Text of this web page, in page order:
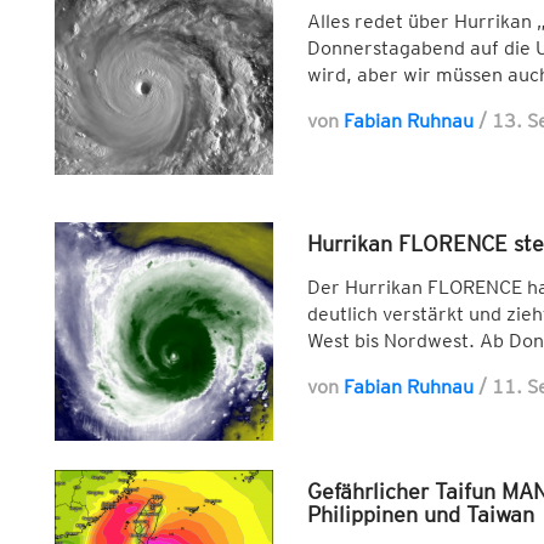
Alles redet über Hurrikan
Donnerstagabend auf die
wird, aber wir müssen
von Fabian Ruhnau / 13.
Hurrikan FLORENCE
Der Hurrikan FLORENCE
deutlich verstärkt und
West bis Nordwest. Ab
von Fabian Ruhnau / 11.
Gefährlicher Taifun
Philippinen und Taiwan